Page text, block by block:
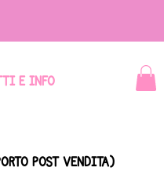
E INFO
POST VENDITA)